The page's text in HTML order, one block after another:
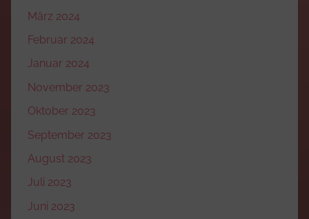
März 2024
Februar 2024
Januar 2024
November 2023
Oktober 2023
September 2023
August 2023
Juli 2023
Juni 2023